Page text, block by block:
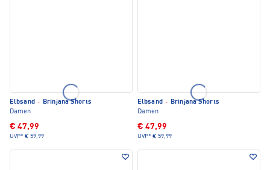
Elbsand · Brinjana Shorts
Damen
€ 47,99
UVP* € 59,99
Elbsand · Brinjana Shorts
Damen
€ 47,99
UVP* € 59,99